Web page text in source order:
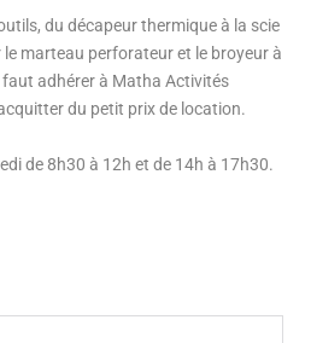
du décapeur thermique à la scie
marteau perforateur et le broyeur à
faut adhérer à Matha Activités
du petit prix de location.
de 8h30 à 12h et de 14h à 17h30.